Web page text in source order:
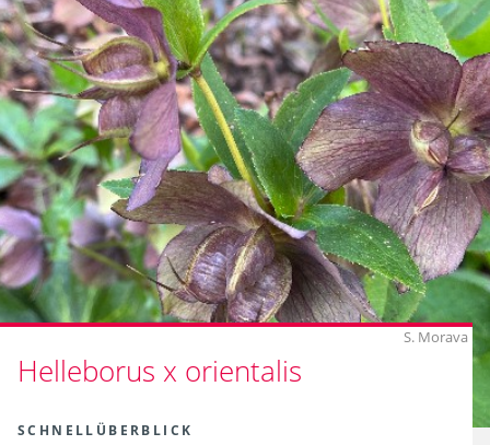
Helleborus x orientalis
S. Morava
SCHNELLÜBERBLICK